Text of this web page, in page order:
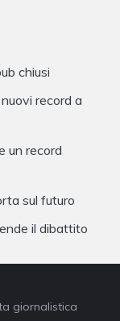
chiusi
record a
un record
sul futuro
il dibattito
giornalistica